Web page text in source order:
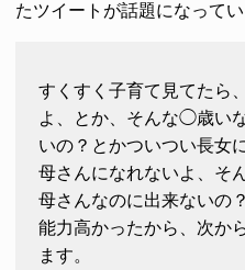
たツイートが話題になってい
すくすく子育て見てた
よ、とか、そんな◯歳い
いの？とかついつい長女
母さんになれないよ、そ
母さんなのに出来ないの
能力高かったから、次か
ます。